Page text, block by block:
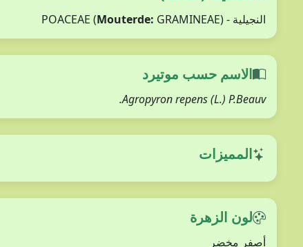
النجيلية - POACEAE ( Mouterde: GRAMINEAE)
الاسم حسب موتيرد
Agropyron repens (L.) P.Beauv.
المميزات
لون الزهرة
أصفر مخضر